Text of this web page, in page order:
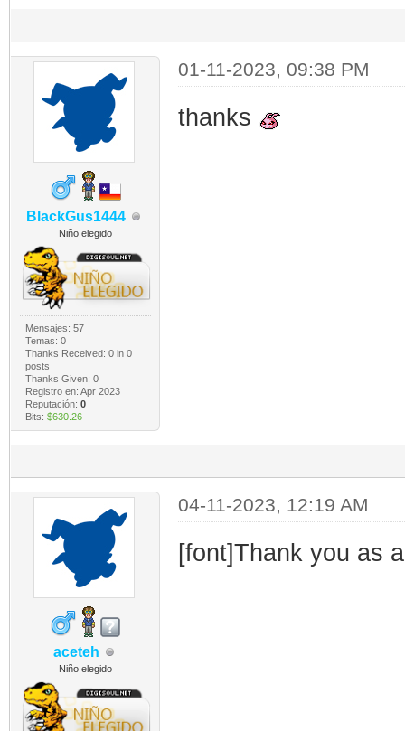
BlackGus1444
Niño elegido
Mensajes: 57
Temas: 0
Thanks Received: 0in 0
posts
Thanks Given: 0
Registro en: Apr 2023
Reputación: 0
Bits: $630.26
01-11-2023, 09:38 PM
thanks
aceteh
Niño elegido
04-11-2023, 12:19 AM
[font]Thank you as